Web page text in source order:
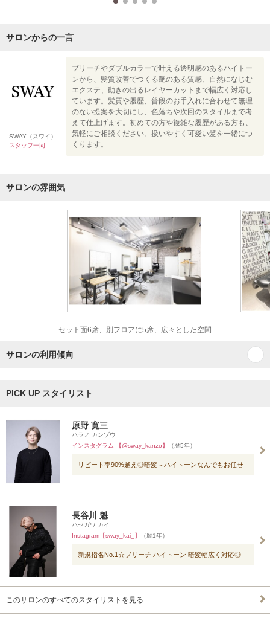
サロンからの一言
SWAY（スワイ）
スタッフ一同
ブリーチやダブルカラーで叶える透明感のあるハイトー
ンから、髪質改善でつくる艶のある質感、自然になじむ
エクステ、動きの出るレイヤーカットまで幅広く対応し
ています。髪質や履歴、普段のお手入れに合わせて無理
のない提案を大切にし、色落ちや次回のスタイルまで考
えて仕上げます。初めての方や複雑な履歴がある方も、
気軽にご相談ください。扱いやすく可愛い髪を一緒につ
くります。
サロンの雰囲気
セット面6席、別フロアに5席、広々とした空間
サロンの利用傾向
PICK UP スタイリスト
原野 寛三
ハラノ カンゾウ
インスタグラム 【@sway_kanzo】
（歴5年）
リピート率90%越え◎暗髪～ハイトーンなんでもお任せ
長谷川 魁
ハセガワ カイ
Instagram【sway_kai_】
（歴1年）
新規指名No.1☆ブリーチ ハイトーン 暗髪幅広く対応◎
このサロンのすべてのスタイリストを見る